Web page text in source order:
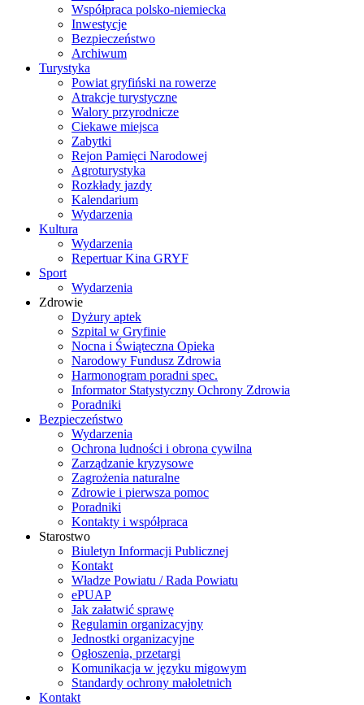
Współpraca polsko-niemiecka
Inwestycje
Bezpieczeństwo
Archiwum
Turystyka
Powiat gryfiński na rowerze
Atrakcje turystyczne
Walory przyrodnicze
Ciekawe miejsca
Zabytki
Rejon Pamięci Narodowej
Agroturystyka
Rozkłady jazdy
Kalendarium
Wydarzenia
Kultura
Wydarzenia
Repertuar Kina GRYF
Sport
Wydarzenia
Zdrowie
Dyżury aptek
Szpital w Gryfinie
Nocna i Świąteczna Opieka
Narodowy Fundusz Zdrowia
Harmonogram poradni spec.
Informator Statystyczny Ochrony Zdrowia
Poradniki
Bezpieczeństwo
Wydarzenia
Ochrona ludności i obrona cywilna
Zarządzanie kryzysowe
Zagrożenia naturalne
Zdrowie i pierwsza pomoc
Poradniki
Kontakty i współpraca
Starostwo
Biuletyn Informacji Publicznej
Kontakt
Władze Powiatu / Rada Powiatu
ePUAP
Jak załatwić sprawę
Regulamin organizacyjny
Jednostki organizacyjne
Ogłoszenia, przetargi
Komunikacja w języku migowym
Standardy ochrony małoletnich
Kontakt